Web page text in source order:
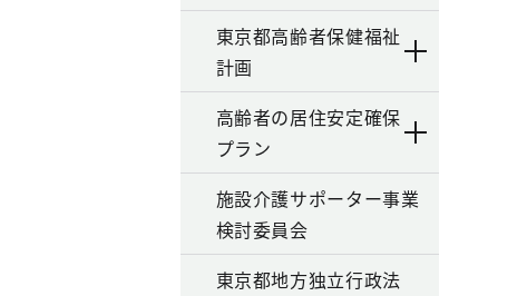
東京都高齢者保健福祉
計画
高齢者の居住安定確保
プラン
施設介護サポーター事業
検討委員会
東京都地方独立行政法